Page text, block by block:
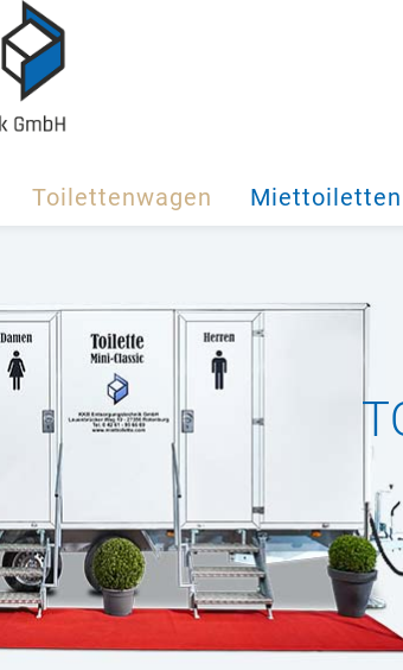
Toilettenwagen Miettoiletten